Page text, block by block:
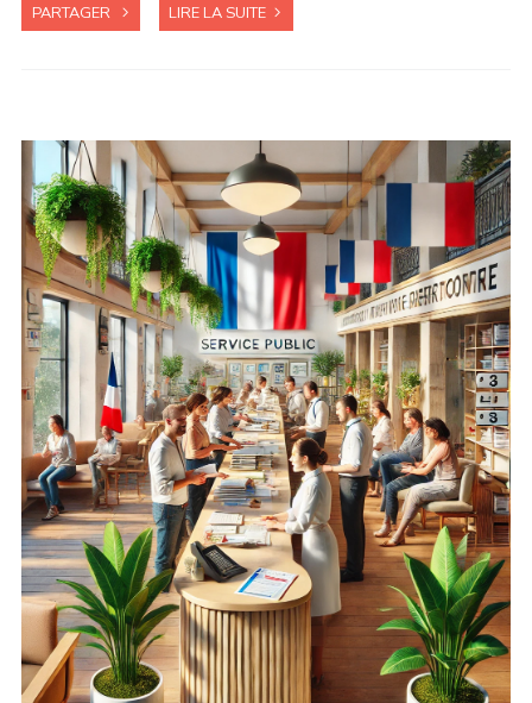
PARTAGER LIRE LA SUITE